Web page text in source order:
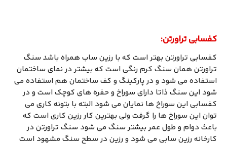
کفسابی تراورتن:
کفسابی تراورتن بهتر است که با رزین ساب همراه باشد سنگ
تراورتن همان سنگ کرم رنگی است که بیشتر در نمای ساختمان
استفاده می شود و در پارکینگ و کف ساختمان هم استفاده می
شود این سنگ ذاتا دارای سوراخ و حفره های کوچک است و در
کفسابی این سوراخ ها نمایان می شود البته با بتونه کاری می
توان این سوراخ ها را گرفت ولی بهترین کار رزین کاری است که
باعث دوام و طول عمر بیشتر سنگ می شود سنگ تراورتن در
کارخانه رزین سابی می شود و رزین در سطح سنگ مشهود است